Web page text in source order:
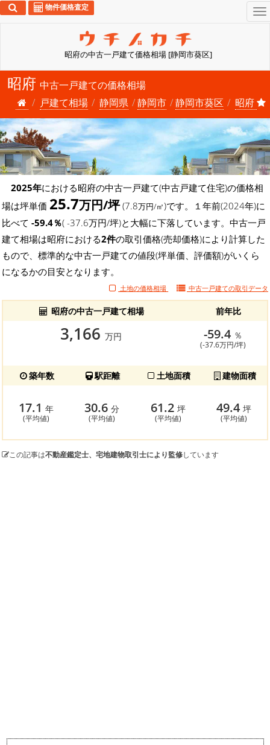
昭府の中古一戸建て価格相場 [静岡市葵区]
物件価格査定
昭府 中古一戸建ての価格相場
戸建て相場
静岡県 静岡市 静岡市葵区 昭府
2025年における昭府の中古一戸建て(中古戸建て住宅)の価格相
場は坪単価 25.7万円/坪(7.8万円/㎡)です。１年前(2024年)に
比べて -59.4％( -37.6万円/坪)と大幅に下落しています。中古一戸
建て相場は昭府における2件の取引価格(売却価格)により計算した
もので、標準的な中古一戸建ての値段(坪単価、評価額)がいくら
になるかの目安となります。
土地の価格相場 中古一戸建ての取引データ
昭府の中古一戸建て相場 前年比
3,166 万円 -59.4 ％
(-37.6万円/坪)
築年数 駅距離 土地面積 建物面積
17.1 年
(平均値)
30.6分
(平均値)
61.2 坪
(平均値)
49.4坪
(平均値)
この記事は不動産鑑定士、宅地建物取引士により監修しています